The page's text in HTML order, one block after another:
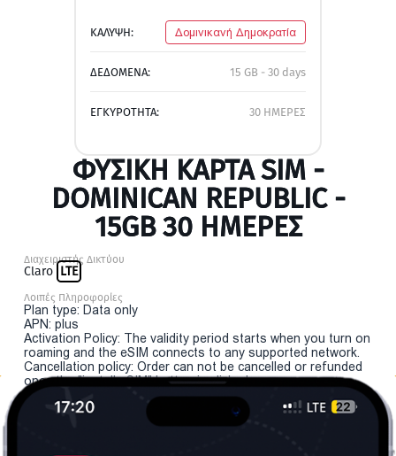
ΚΑΛΥΨΗ: Δομινικανή Δημοκρατία
ΔΕΔΟΜΕΝΑ: 15 GB - 30 days
ΕΓΚΥΡΟΤΗΤΑ: 30 ΗΜΕΡΕΣ
ΦΥΣΙΚΉ ΚΆΡΤΑ SIM -
DOMINICAN REPUBLIC -
15GB 30 ΗΜΕΡΕΣ
Διαχειριστής Δικτύου
Claro LTE
Λοιπές Πληροφορίες
Plan type: Data only
APN: plus
Activation Policy: The validity period starts when you turn on
roaming and the eSIM connects to any supported network.
Cancellation policy: Order can not be cancelled or refunded
once the "install eSIM" button is clicked.